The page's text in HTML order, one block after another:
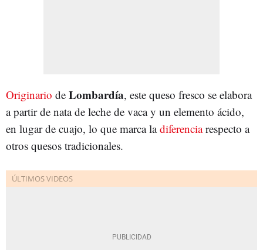
Originario de Lombardía, este queso fresco se elabora
a partir de nata de leche de vaca y un elemento ácido,
en lugar de cuajo, lo que marca ladiferenciarespecto a
otros quesos tradicionales.